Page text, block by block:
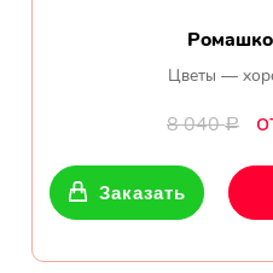
Цветы —
8 040Р
Заказать